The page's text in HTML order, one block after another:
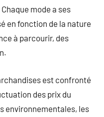
mode a ses
en fonction de la nature
à parcourir, des
est confronté
des prix du
environnementales, les